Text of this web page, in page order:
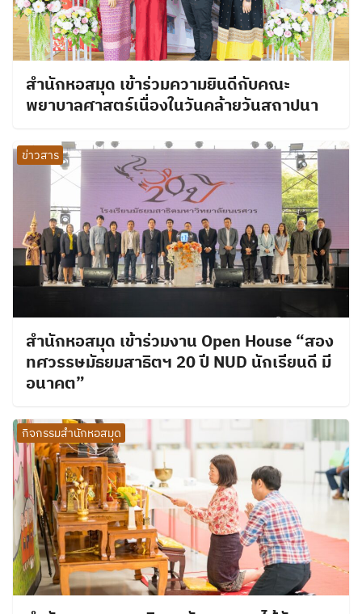
สำนักหอสมุด เข้าร่วมความยินดีกับคณะ
พยาบาลศาสตร์เนื่องในวันคล้ายวันสถาปนา
ข่าวสาร
สำนักหอสมุด เข้าร่วมงาน Open House “สอง
ทศวรรษมัธยมสาธิตฯ 20 ปี NUD นักเรียนดี มี
อนาคต”
กิจกรรมสำนักหอสมุด